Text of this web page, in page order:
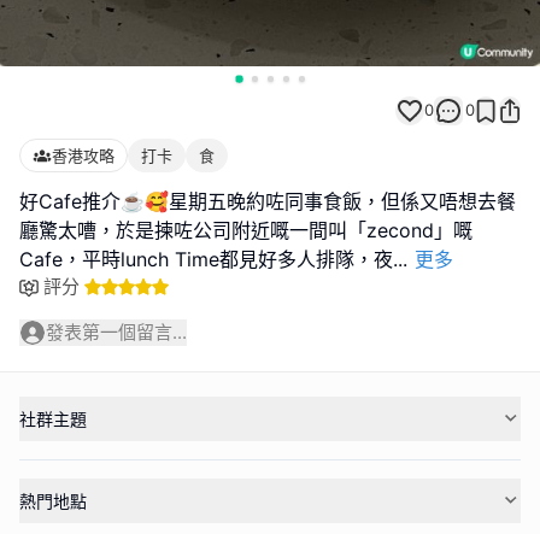
0 0
香港攻略 打卡 食
好Cafe推介☕️🥰星期五晚約咗同事食飯，但係又唔想去餐
廳驚太嘈，於是揀咗公司附近嘅一間叫「zecond」嘅
Cafe，平時lunch Time都見好多人排隊，夜... 更多
評分
發表第一個留言...
社群主題
熱門地點